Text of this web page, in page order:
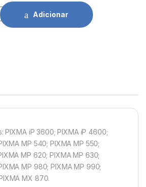
CLI521 CY quantidade
Adicionar
PIXMA iP 3600; PIXMA iP 4600;
MP 540; PIXMA MP 550;
MP 620; PIXMA MP 630;
MP 980; PIXMA MP 990;
MX 870.